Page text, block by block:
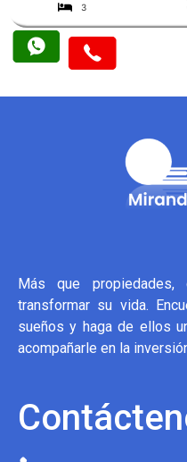
3
Más que propiedades,
transformar su vida.
sueños y haga de ellos
acompañarle en la